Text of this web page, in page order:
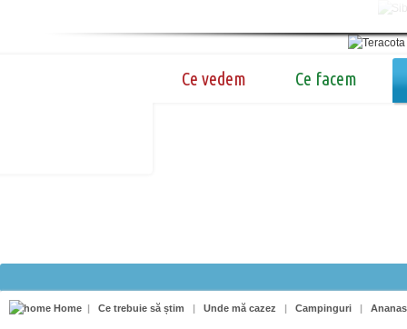
Ce vedem Ce facem
Home | Ce trebuie să știm | Unde mă cazez | Campinguri | Ananas